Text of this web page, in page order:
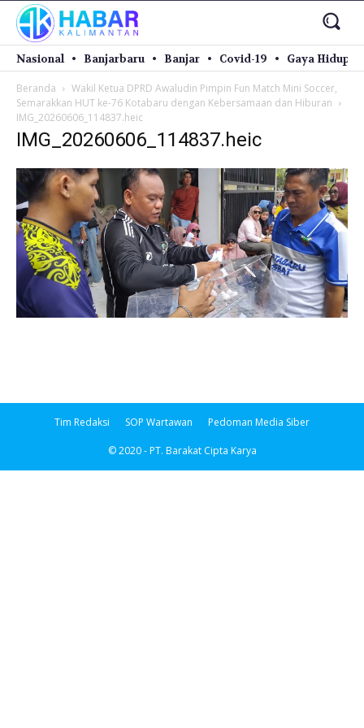
Nasional Banjarbaru Banjar Covid-19 Gaya Hidup
Beranda
Wakil Ketua DPRD Awaludin Pimpin Fun Match Mini Soccer,
Semarakkan HUT ke-76 Kotabaru dengan Kebersamaan dan Hiburan
IMG_20260606_114837.heic
IMG_20260606_114837.heic
Tim Redaksi SOP Wartawan Pedoman Media Siber
© 2020 - PT. Barakat Cipta Karya